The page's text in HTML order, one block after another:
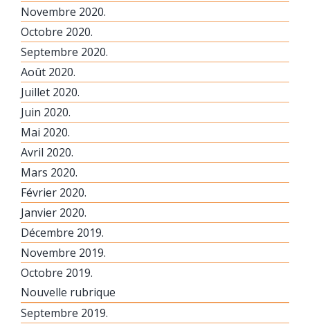
Novembre 2020.
Octobre 2020.
Septembre 2020.
Août 2020.
Juillet 2020.
Juin 2020.
Mai 2020.
Avril 2020.
Mars 2020.
Février 2020.
Janvier 2020.
Décembre 2019.
Novembre 2019.
Octobre 2019.
Nouvelle rubrique
Septembre 2019.